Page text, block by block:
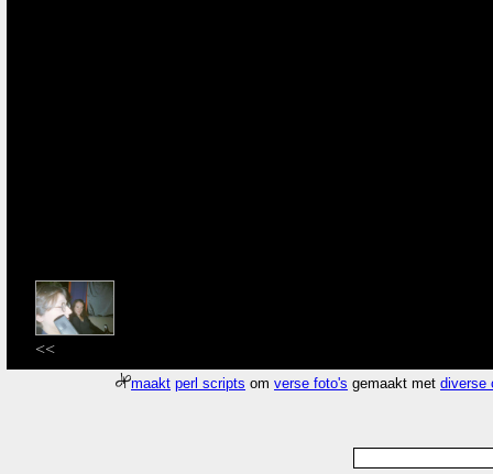
<<
maakt perl scripts omverse foto's gemaakt metdiverse